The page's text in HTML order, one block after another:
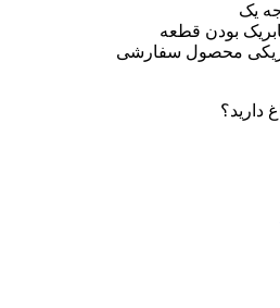
یک
بودن قطعه
محصول سفارشی